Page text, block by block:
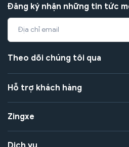
Đăng ký nhận những tin tức
Theo dõi chúng tôi qua
Hỗ trợ khách hàng
Zingxe